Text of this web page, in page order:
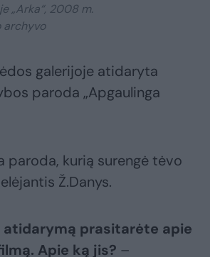
„Arka“, 2008 m.
archyvo
galerijoje atidaryta
paroda „Apgaulinga
paroda, kurią surengė tėvo
Ž.Danys.
atidarymą prasitarėte apie
Apie ką jis? –